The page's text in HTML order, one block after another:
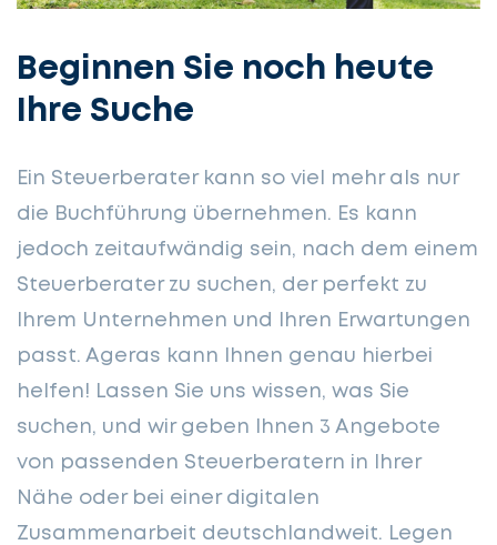
Beginnen Sie noch heute
Ihre Suche
Ein Steuerberater kann so viel mehr als nur
die Buchführung übernehmen. Es kann
jedoch zeitaufwändig sein, nach dem einem
Steuerberater zu suchen, der perfekt zu
Ihrem Unternehmen und Ihren Erwartungen
passt. Ageras kann Ihnen genau hierbei
helfen! Lassen Sie uns wissen, was Sie
suchen, und wir geben Ihnen 3 Angebote
von passenden Steuerberatern in Ihrer
Nähe oder bei einer digitalen
Zusammenarbeit deutschlandweit. Legen